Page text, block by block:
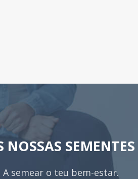
NOSSAS SEMENTES
A semear o teu bem-estar.